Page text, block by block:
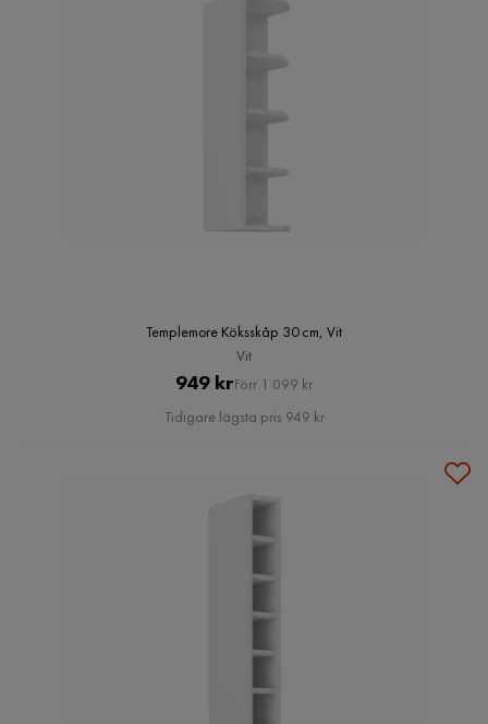
Templemore Köksskåp 30 cm, Vit
Vit
Pris
949 kr Original
Pris
Förr 1 099 kr
Tidigare lägsta pris 949 kr